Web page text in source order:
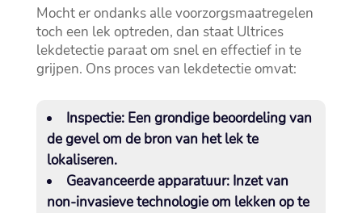
Mocht er ondanks alle voorzorgsmaatregelen
toch een lek optreden, dan staat Ultrices
lekdetectie paraat om snel en effectief in te
grijpen.​ Ons proces van lekdetectie omvat:
Inspectie:Een grondige beoordeling van
de gevel om de bron van het lek te
lokaliseren.​
Geavanceerde apparatuur:Inzet van
non-invasieve technologie om lekken op te